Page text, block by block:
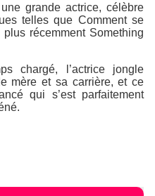
grande actrice, célèbre
telles que Comment se
plus récemment Something
chargé, l’actrice jongle
mère et sa carrière, et ce
qui s’est parfaitement